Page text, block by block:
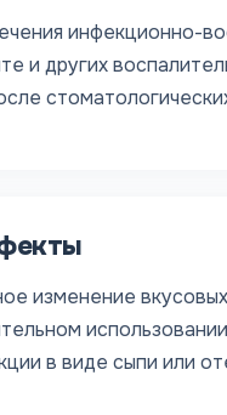
инфекционно-
и других
изменение
в виде сыпи или